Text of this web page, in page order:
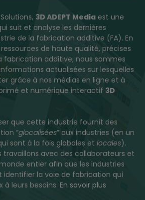
3D ADEPT Media est une
suit et analyse les dernières
de la fabrication additive (FA). En
de haute qualité, précises
fabrication additive, nous sommes
actualisées sur lesquelles
grâce à nos médias en ligne et à
et numérique interactif 3D
que cette industrie fournit des
“glocalisées” aux industries (en un
sont à la fois globales et locales).
travaillons avec des collaborateurs et
entier afin que les industries
identifier la voie de fabrication qui
à leurs besoins. En savoir plus